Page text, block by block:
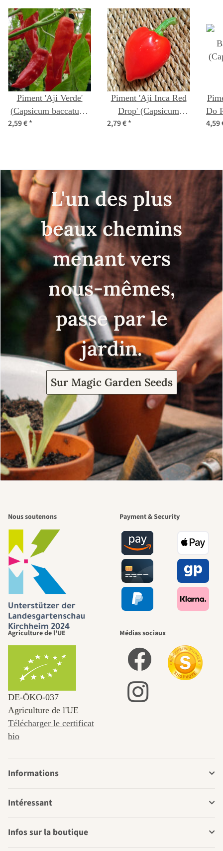
Piment 'Aji Verde'
(Capsicum baccatum)
2,59 €*
Piment 'Aji Inca Red
Drop' (Capsicum
baccatum) graines
2,79 €*
Do
4,59
L'un des plus
beaux chemins
menant vers
nous-mêmes,
passe par le
jardin.
Sur Magic Garden Seeds
Nous soutenons Payment & Security
Agriculture de l'UE
DE‑ÖKO‑037
Agriculture de l'UE
Télécharger le certificat
bio
Médias sociaux
Informations
Intéressant
Infos sur la boutique